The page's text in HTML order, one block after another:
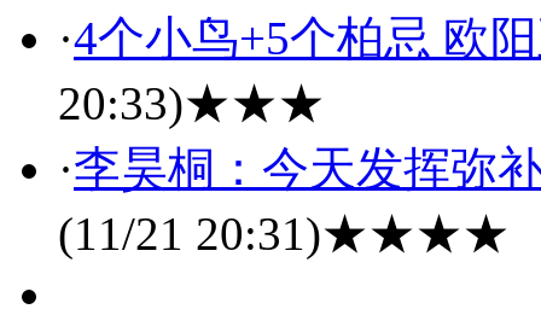
·4个小鸟+5个柏忌 欧
20:33)★★★
·李昊桐：今天发挥弥
(11/21 20:31)★★★★